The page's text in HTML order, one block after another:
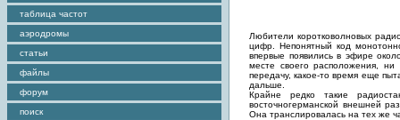
таблица частот
аэродромы
статьи
файлы
форум
поиск
Любители коротковолновых
цифр. Непонятный код
впервые появились в эфире
месте своего расположения,
передачу, какое-то время еще
дальше.
Крайне редко такие
восточногерманской внешней
Она транслировалась на тех же